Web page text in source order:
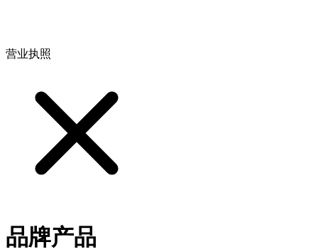
营业执照
品牌产品